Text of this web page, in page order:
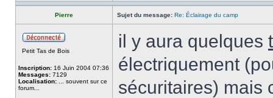
Pierre Sujet du message: Re: Éclairage du camp
Petit Tas de Bois
Inscription: 16 Juin 2004 07:36
Messages: 7129
Localisation: ... souvent sur ce
forum...
il y aura quelques
électriquement
sécuritaires) mais